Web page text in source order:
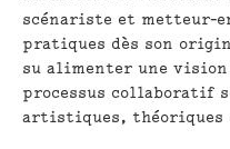
scénariste et metteur-
pratiques dès son
su alimenter une vision
processus collaboratif
artistiques, théoriques